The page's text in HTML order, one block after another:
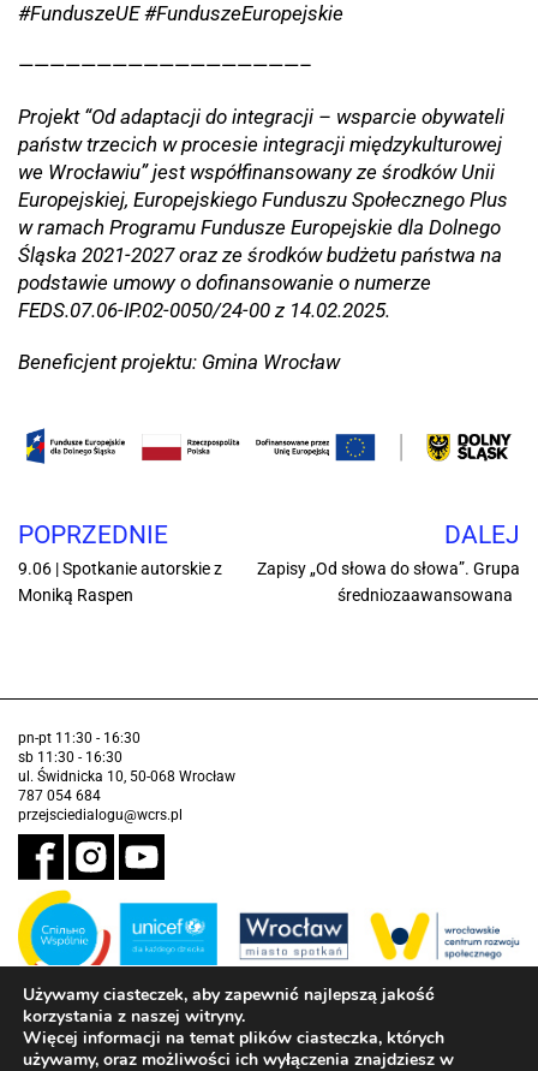
#FunduszeUE #FunduszeEuropejskie
——————————————————–
Projekt “Od adaptacji do integracji – wsparcie obywateli
państw trzecich w procesie integracji międzykulturowej
we Wrocławiu” jest współfinansowany ze środków Unii
Europejskiej, Europejskiego Funduszu Społecznego Plus
w ramach Programu Fundusze Europejskie dla Dolnego
Śląska 2021-2027 oraz ze środków budżetu państwa na
podstawie umowy o dofinansowanie o numerze
FEDS.07.06-IP.02-0050/24-00 z 14.02.2025.
Beneficjent projektu: Gmina Wrocław
POPRZEDNIE
9.06 | Spotkanie autorskie z
Moniką Raspen
DALEJ
Zapisy „Od słowa do słowa”. Grupa
średniozaawansowana
pn-pt 11:30 - 16:30
sb 11:30 - 16:30
ul. Świdnicka 10, 50-068 Wrocław
787 054 684
przejsciedialogu@wcrs.pl
Zadanie realizowane ze środków Gminy Wrocław w partnerstwie z
Funduszem Narodów Zjednoczonych na Rzecz Dzieci (UNICEF)
Używamy ciasteczek, aby zapewnić najlepszą jakość
korzystania z naszej witryny.
Więcej informacji na temat plików ciasteczka, których
używamy, oraz możliwości ich wyłączenia znajdziesz w